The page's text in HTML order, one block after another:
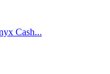
Cash...